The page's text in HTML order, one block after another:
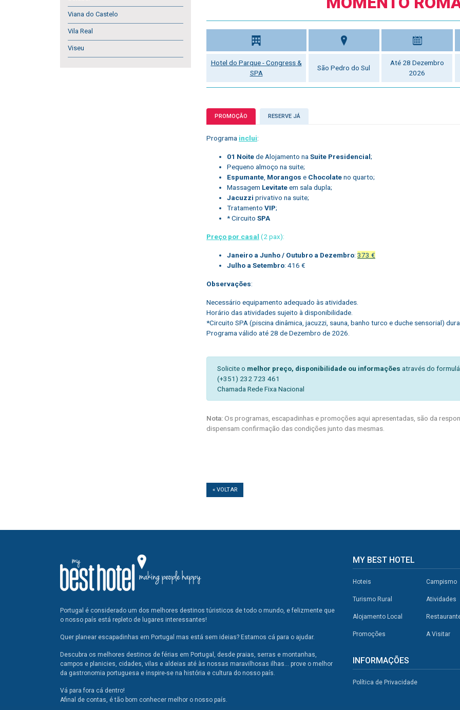
Viana do Castelo
Vila Real
Viseu
Hotel do Parque - Congress &
SPA
São Pedro do Sul
Até 28 Dezembro
2026
PROMOÇÃO RESERVE JÁ
Programa inclui:
01 Noitede Alojamento naSuite Presidencial;
Pequeno almoço na suite;
Espumante, Morangos e Chocolateno quarto;
Massagem Levitateem sala dupla;
Jacuzzi privativo na suite;
Tratamento VIP;
* Circuito SPA
Preço por casal (2 pax):
Janeiro a Junho / Outubro a Dezembro: 373 €
Julho a Setembro: 416 €
Observações:
Necessário equipamento adequado às atividades.
Horário das atividades sujeito à disponibilidade.
*Circuito SPA (piscina dinâmica, jacuzzi, sauna, banho turco e duche sensorial)
Programa válido até 28 de Dezembro de 2026.
Solicite o melhor preço, disponibilidade ou informações através do
(+351) 232 723 461
Chamada Rede Fixa Nacional
Nota:Os programas, escapadinhas e promoções aqui apresentadas, são da
dispensam confirmação das condições junto das mesmas.
« VOLTAR
Portugal é considerado um dos melhores destinos túristicos de todo o mundo, e felizmente que
o nosso país está repleto de lugares interessantes!
Quer planear escapadinhas em Portugal mas está sem ideias? Estamos cá para o ajudar.
Descubra os melhores destinos de férias em Portugal, desde praias, serras e montanhas,
campos e planicies, cidades, vilas e aldeias até às nossas maravilhosas ilhas... prove o melhor
da gastronomia portuguesa e inspire-se na história e cultura do nosso país.
Vá para fora cá dentro!
Afinal de contas, é tão bom conhecer melhor o nosso país.
MY BEST HOTEL
Hoteis
Turismo Rural
Alojamento Local
Promoções
Campismo
Atividades
A Visitar
INFORMAÇÕES
Política de Privacidade